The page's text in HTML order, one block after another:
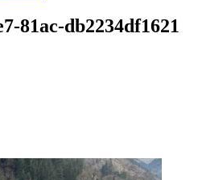
81ac-db2234df1621